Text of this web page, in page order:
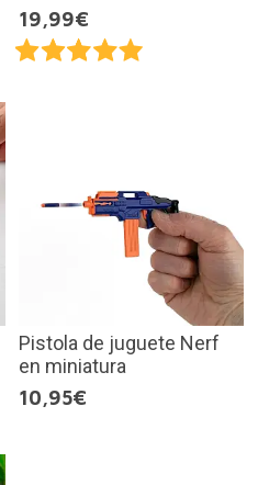
19,99€
Pistola de juguete Nerf
en miniatura
10,95€